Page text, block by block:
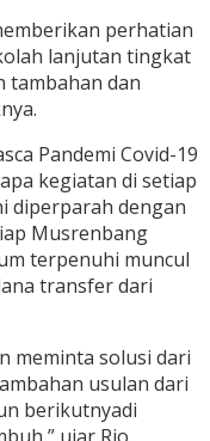
perhatian
lanjutan tingkat
tambahan dan
Pandemi Covid-19
kegiatan di setiap
diperparah dengan
Musrenbang
terpenuhi muncul
transfer dari
meminta solusi dari
usulan dari
berikutnyadi